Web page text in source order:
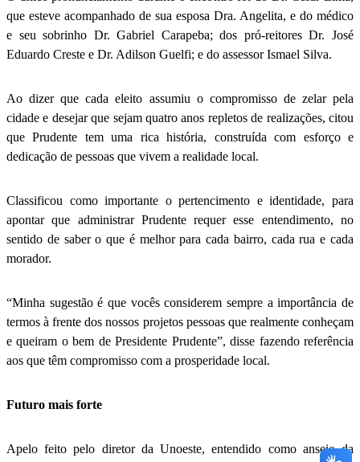
que esteve acompanhado de sua esposa Dra. Angelita, e do médico
e seu sobrinho Dr. Gabriel Carapeba; dos pró-reitores Dr. José
Eduardo Creste e Dr. Adilson Guelfi; e do assessor Ismael Silva.
Ao dizer que cada eleito assumiu o compromisso de zelar pela
cidade e desejar que sejam quatro anos repletos de realizações, citou
que Prudente tem uma rica história, construída com esforço e
dedicação de pessoas que vivem a realidade local.
Classificou como importante o pertencimento e identidade, para
apontar que administrar Prudente requer esse entendimento, no
sentido de saber o que é melhor para cada bairro, cada rua e cada
morador.
“Minha sugestão é que vocês considerem sempre a importância de
termos à frente dos nossos projetos pessoas que realmente conheçam
e queiram o bem de Presidente Prudente”, disse fazendo referência
aos que têm compromisso com a prosperidade local.
Futuro mais forte
Apelo feito pelo diretor da Unoeste, entendido como anseio da